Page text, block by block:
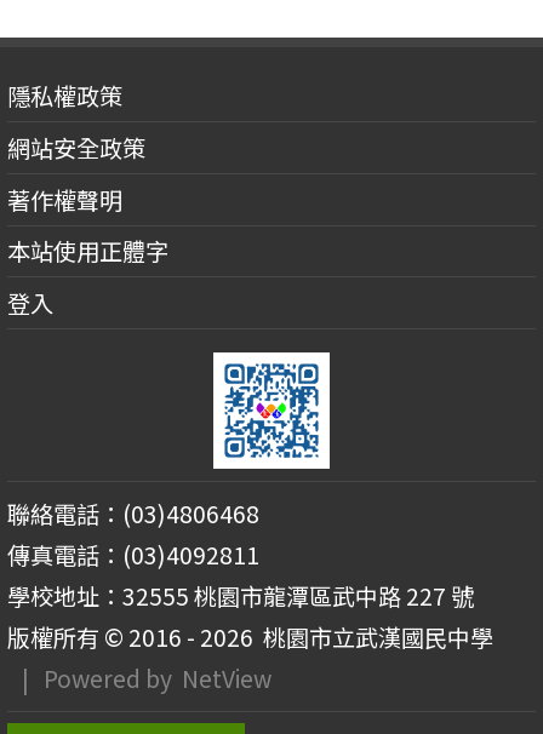
隱私權政策
網站安全政策
著作權聲明
本站使用正體字
登入
聯絡電話：(03)4806468
傳真電話：(03)4092811
學校地址：32555 桃園市龍潭區武中路 227 號
版權所有 © 2016 - 2026 桃園市立武漢國民中學
| Powered by NetView